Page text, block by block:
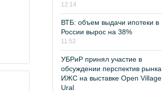
12:14
ВТБ: объем выдачи ипотеки в
России вырос на 38%
11:52
УБРиР принял участие в
обсуждении перспектив рынка
ИЖС на выставке Open Village
Ural